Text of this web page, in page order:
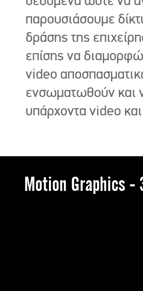
παρουσιάσουμε
δράσης της
επίσης να
video
ενσωματωθούν και
υπάρχοντα video
Motion Graphics -